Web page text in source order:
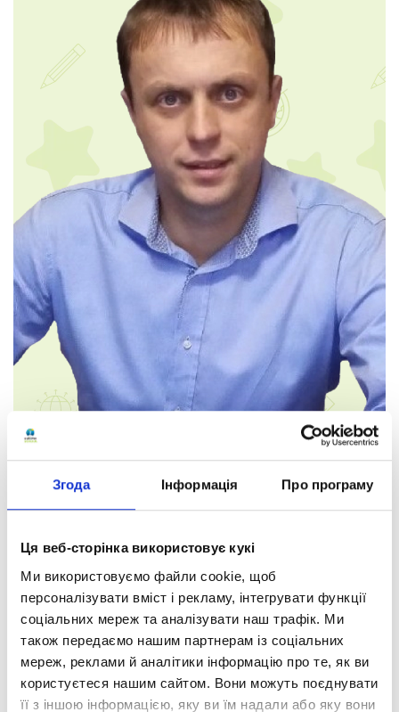
Згода Інформація Про програму
Ця веб-сторінка використовує кукі
Ми використовуємо файли cookie, щоб
персоналізувати вміст і рекламу, інтегрувати функції
соціальних мереж та аналізувати наш трафік. Ми
також передаємо нашим партнерам із соціальних
мереж, реклами й аналітики інформацію про те, як ви
користуєтеся нашим сайтом. Вони можуть поєднувати
її з іншою інформацією, яку ви їм надали або яку вони
Петро Всеволодович
Географія
Кваліфікація:
кваліфікаційна категорія «спеціаліст вищої категорії»,
педагогічне звання «старший вчитель».